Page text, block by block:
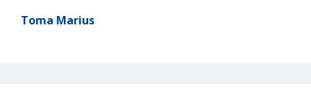
Toma Marius